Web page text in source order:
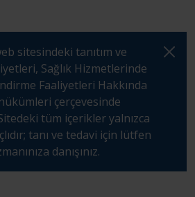
sitesindeki tanıtım ve
Sağlık Hizmetlerinde
Faaliyetleri Hakkında
çerçevesinde
tüm içerikler yalnızca
tanı ve tedavi için lütfen
danışınız.